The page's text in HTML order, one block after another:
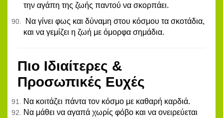
την αγάπη της ζωής παντού να σκορπάει.
Να γίνει φως και δύναμη στου κόσμου τα σκοτάδια,
και να γεμίζει η ζωή με όμορφα σημάδια.
Πιο Ιδιαίτερες &
Προσωπικές Ευχές
Να κοιτάζει πάντα τον κόσμο με καθαρή καρδιά.
Να μάθει να αγαπά χωρίς φόβο και να ονειρεύεται